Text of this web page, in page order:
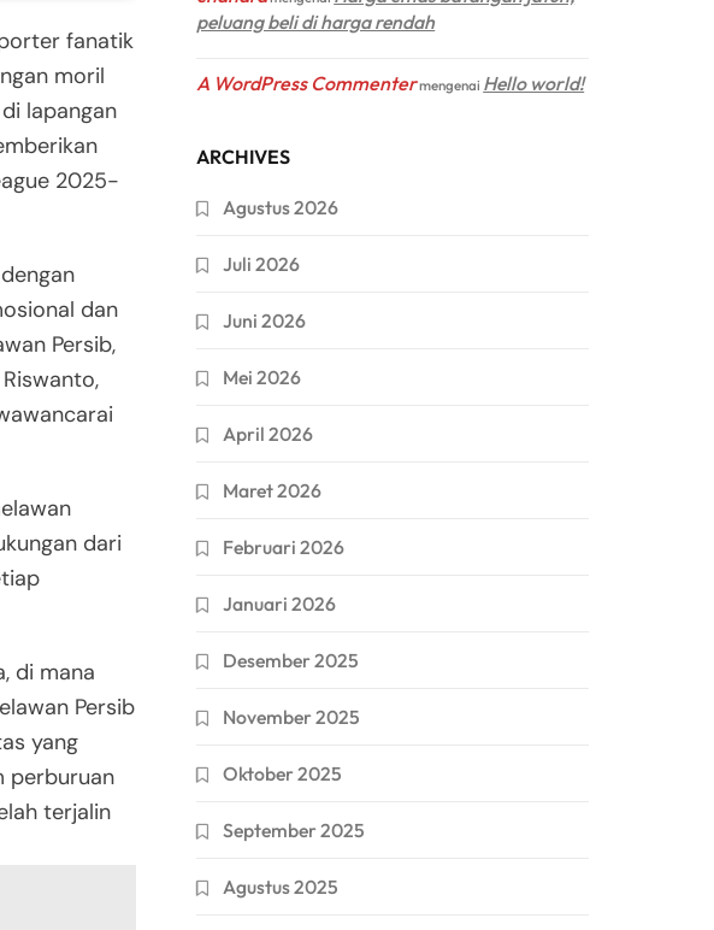
fanatik
moril
lapangan
2025-
dan
Persib,
dari
di mana
Persib
yang
perburuan
terjalin
peluang beli di harga rendah
A WordPress Commentermengenai Hello world!
ARCHIVES
Agustus 2026
Juli 2026
Juni 2026
Mei 2026
April 2026
Maret 2026
Februari 2026
Januari 2026
Desember 2025
November 2025
Oktober 2025
September 2025
Agustus 2025